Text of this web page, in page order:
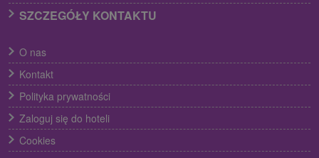
SZCZEGÓŁY KONTAKTU
O nas
Kontakt
Polityka prywatności
Zaloguj się do hoteli
Cookies